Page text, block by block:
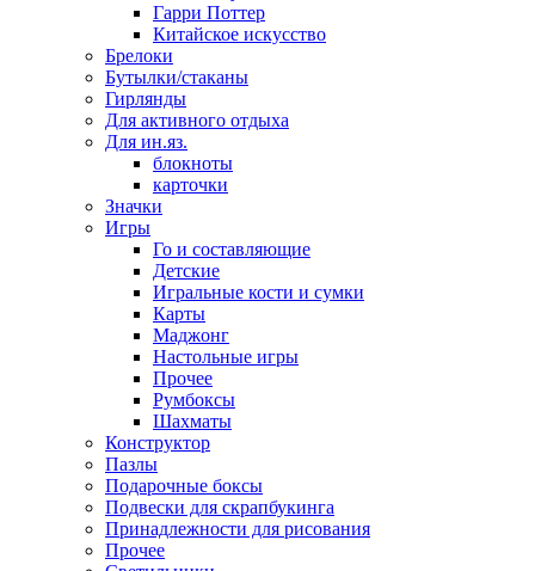
Гарри Поттер
Китайское искусство
Брелоки
Бутылки/стаканы
Гирлянды
Для активного отдыха
Для ин.яз.
блокноты
карточки
Значки
Игры
Го и составляющие
Детские
Игральные кости и сумки
Карты
Маджонг
Настольные игры
Прочее
Румбоксы
Шахматы
Конструктор
Пазлы
Подарочные боксы
Подвески для скрапбукинга
Принадлежности для рисования
Прочее